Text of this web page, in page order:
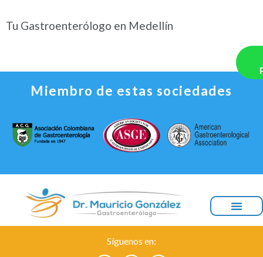
Tu Gastroenterólogo en Medellín
Miembro de estas sociedades
Síguenos en: